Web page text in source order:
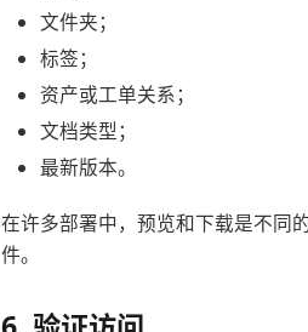
文件夹；
标签；
资产或工单关系；
文档类型；
最新版本。
在许多部署中，预览和下载是不同
件。